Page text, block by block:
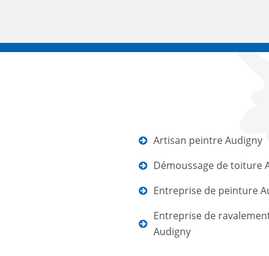
Artisan peintre Audigny
Démoussage de toiture
Entreprise de peinture
Entreprise de
Audigny